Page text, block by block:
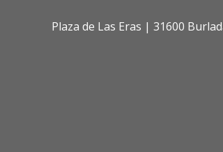
Plaza de Las Eras | 31600